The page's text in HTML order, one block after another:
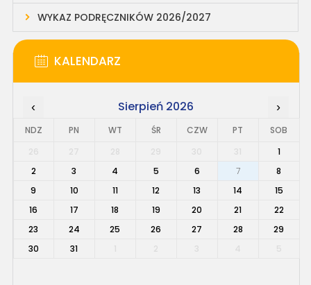
WYKAZ PODRĘCZNIKÓW 2026/2027
KALENDARZ
‹ Sierpień 2026 ›
NDZ PN WT ŚR CZW PT
SOB
1
2
3 4 5 6 7
8
9
10 11 12 13 14
15
16
17 18 19 20 21
22
23
24 25 26 27 28
29
30
31